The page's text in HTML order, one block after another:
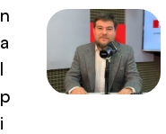
n
a
l
p
i